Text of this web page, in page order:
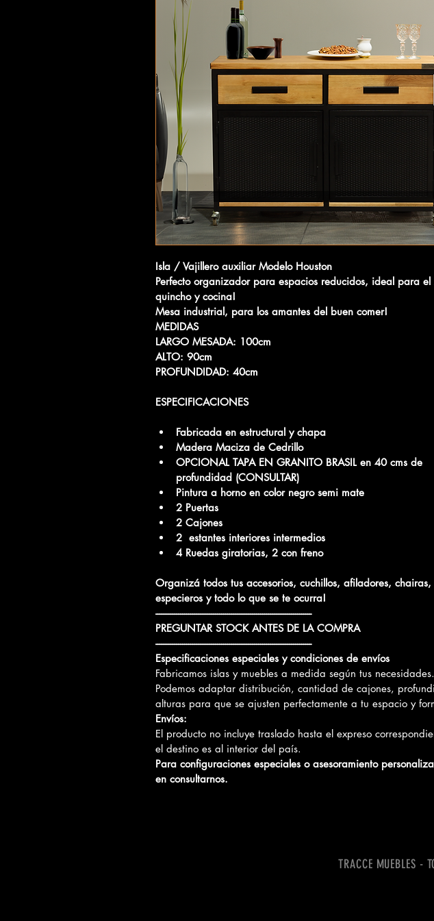
Isla / Vajillero auxiliar Modelo Houston
Perfecto organizador para espacios reducidos, ideal para el
quincho y cocina!
Mesa industrial, para los amantes del buen comer!
MEDIDAS
LARGO MESADA: 100cm
ALTO: 90cm
PROFUNDIDAD: 40cm
ESPECIFICACIONES
Fabricada en estructural y chapa
Madera Maciza de Cedrillo
OPCIONAL TAPA EN GRANITO BRASIL en 40 cms de
profundidad (CONSULTAR)
Pintura a horno en color negro semi mate
2 Puertas
2 Cajones
2  estantes interiores intermedios
4 Ruedas giratorias, 2 con freno
Organizá todos tus accesorios, cuchillos, afiladores, chairas,
especieros y todo lo que se te ocurra!
----------------------------------------------------------------------------
PREGUNTAR STOCK ANTES DE LA COMPRA
----------------------------------------------------------------------------
Especificaciones especiales y condiciones de envíos
Fabricamos islas y muebles a medida según tus necesidades.
Podemos adaptar distribución, cantidad de cajones,
alturas para que se ajusten perfectamente a tu espacio y
Envíos:
El producto no incluye traslado hasta el expreso
el destino es al interior del país.
Para configuraciones especiales o asesoramiento
en consultarnos.
TRACCE MUEBLES -